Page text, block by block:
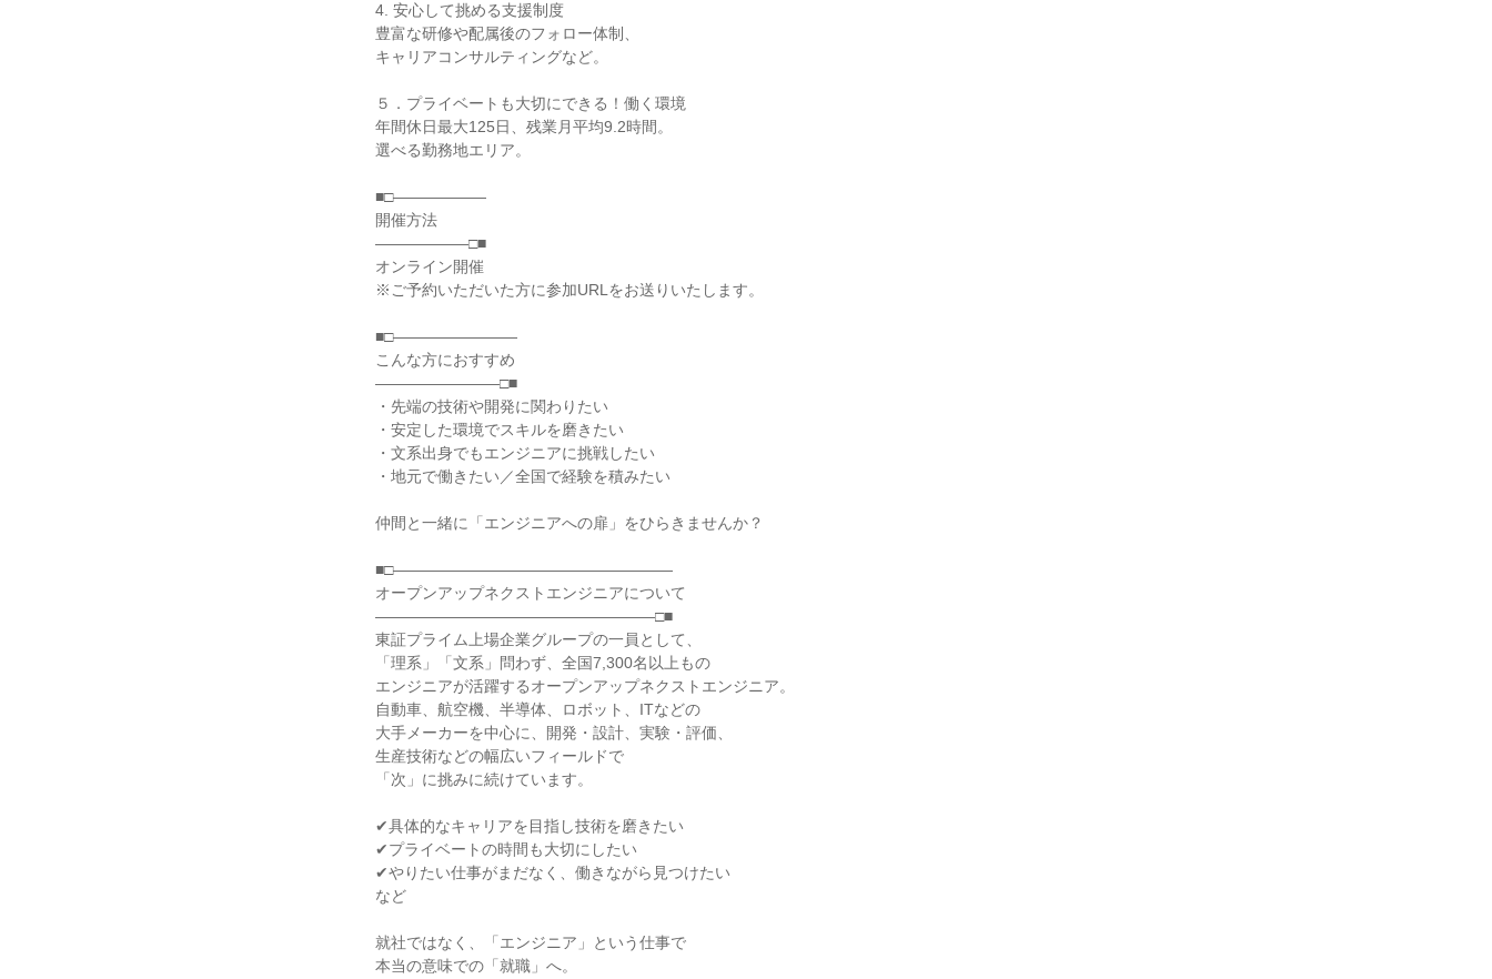
4. 安心して挑める支援制度
豊富な研修や配属後のフォロー体制、
キャリアコンサルティングなど。
５．プライベートも大切にできる！働く環境
年間休日最大125日、残業月平均9.2時間。
選べる勤務地エリア。
■□――――――
開催方法
――――――□■
オンライン開催
※ご予約いただいた方に参加URLをお送りいたします。
■□――――――――
こんな方におすすめ
――――――――□■
・先端の技術や開発に関わりたい
・安定した環境でスキルを磨きたい
・文系出身でもエンジニアに挑戦したい
・地元で働きたい／全国で経験を積みたい
仲間と一緒に「エンジニアへの扉」をひらきませんか？
■□――――――――――――――――――
オープンアップネクストエンジニアについて
――――――――――――――――――□■
東証プライム上場企業グループの一員として、
「理系」「文系」問わず、全国7,300名以上もの
エンジニアが活躍するオープンアップネクストエンジニア。
自動車、航空機、半導体、ロボット、ITなどの
大手メーカーを中心に、開発・設計、実験・評価、
生産技術などの幅広いフィールドで
「次」に挑みに続けています。
✔具体的なキャリアを目指し技術を磨きたい
✔プライベートの時間も大切にしたい
✔やりたい仕事がまだなく、働きながら見つけたい
など
就社ではなく、「エンジニア」という仕事で
本当の意味での「就職」へ。